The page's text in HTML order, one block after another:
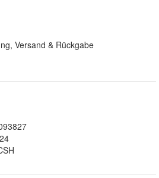
Versand & Rückgabe